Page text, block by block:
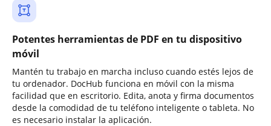
Potentes herramientas de PDF en tu dispositivo
móvil
Mantén tu trabajo en marcha incluso cuando estés lejos de
tu ordenador. DocHub funciona en móvil con la misma
facilidad que en escritorio. Edita, anota y firma documentos
desde la comodidad de tu teléfono inteligente o tableta. No
es necesario instalar la aplicación.